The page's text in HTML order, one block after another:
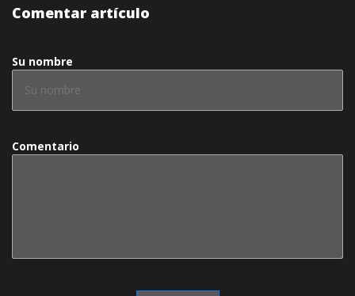
Comentar artículo
Su nombre
Comentario